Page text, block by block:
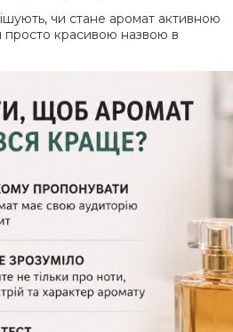
чи стане аромат активною
просто красивою назвою в